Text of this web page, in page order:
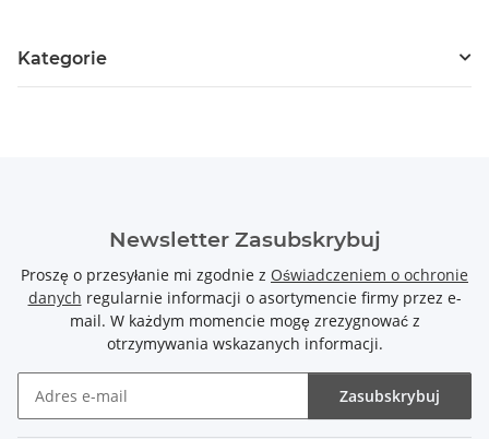
Kategorie
Newsletter Zasubskrybuj
Proszę o przesyłanie mi zgodnie z Oświadczeniem o ochronie
danych regularnie informacji o asortymencie firmy przez e-
mail. W każdym momencie mogę zrezygnować z
otrzymywania wskazanych informacji.
Zasubskrybuj